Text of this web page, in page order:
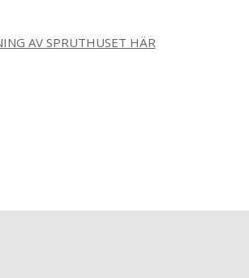
AV SPRUTHUSET HÄR